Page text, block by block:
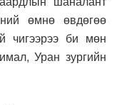
өмнө өвдөгөө
чигээрээ би мөн
Уран зургийн